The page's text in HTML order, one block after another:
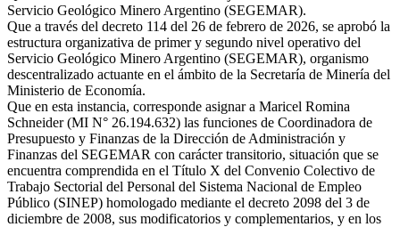
Servicio Geológico Minero Argentino (SEGEMAR).
Que a través del decreto 114 del 26 de febrero de 2026, se aprobó la
estructura organizativa de primer y segundo nivel operativo del
Servicio Geológico Minero Argentino (SEGEMAR), organismo
descentralizado actuante en el ámbito de la Secretaría de Minería del
Ministerio de Economía.
Que en esta instancia, corresponde asignar a Maricel Romina
Schneider (MI N° 26.194.632) las funciones de Coordinadora de
Presupuesto y Finanzas de la Dirección de Administración y
Finanzas del SEGEMAR con carácter transitorio, situación que se
encuentra comprendida en el Título X del Convenio Colectivo de
Trabajo Sectorial del Personal del Sistema Nacional de Empleo
Público (SINEP) homologado mediante el decreto 2098 del 3 de
diciembre de 2008, sus modificatorios y complementarios, y en los